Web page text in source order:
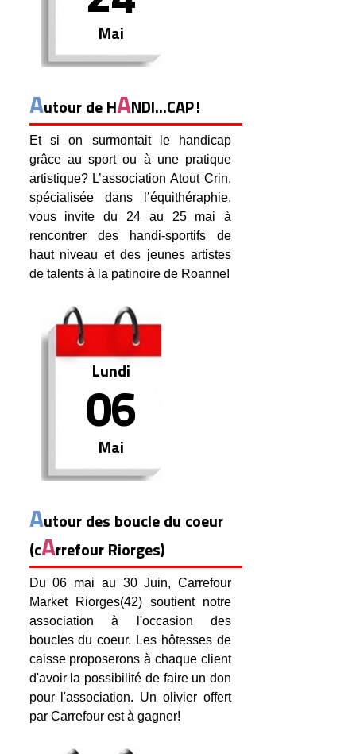
Mai
Autour de HANDI...CAP!
Et si on surmontait le handicap
grâce au sport ou à une pratique
artistique? L’association Atout Crin,
spécialisée dans l’équithéraphie,
vous invite du 24 au 25 mai à
rencontrer des handi-sportifs de
haut niveau et des jeunes artistes
de talents à la patinoire de Roanne!
Lundi
06
Mai
Autour des boucle du coeur
(cArrefour Riorges)
Du 06 mai au 30 Juin, Carrefour
Market Riorges(42) soutient notre
association à l'occasion des
boucles du coeur. Les hôtesses de
caisse proposerons à chaque client
d'avoir la possibilité de faire un don
pour l'association. Un olivier offert
par Carrefour est à gagner!